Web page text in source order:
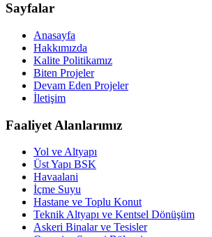
Sayfalar
Anasayfa
Hakkımızda
Kalite Politikamız
Biten Projeler
Devam Eden Projeler
İletişim
Faaliyet Alanlarımız
Yol ve Altyapı
Üst Yapı BSK
Havaalani
İçme Suyu
Hastane ve Toplu Konut
Teknik Altyapı ve Kentsel Dönüşüm
Askeri Binalar ve Tesisler